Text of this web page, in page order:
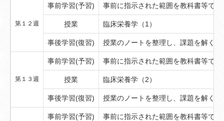
第１２週
事前学習(予習) 事前に指示された範囲を教科書等で予
授業 臨床栄養学（1）
事後学習(復習) 授業のノートを整理し、課題を解く
第１３週
事前学習(予習) 事前に指示された範囲を教科書等で予
授業 臨床栄養学（2）
事後学習(復習) 授業のノートを整理し、課題を解く
事前学習(予習) 事前に指示された範囲を教科書等で予